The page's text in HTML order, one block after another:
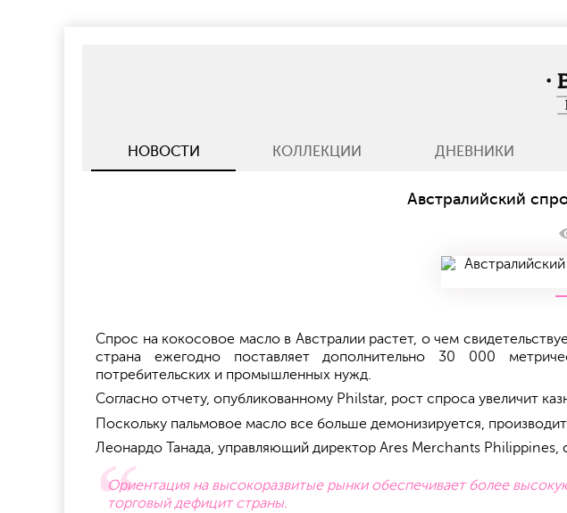
НОВОСТИ КОЛЛЕКЦИИ ДНЕВНИКИ
Австралийский
Спрос на кокосовое масло в Австралии растет, о чем
страна ежегодно поставляет дополнительно 30 000
потребительских и промышленных нужд.
Согласно отчету, опубликованному Philstar, рост спроса увеличит
Поскольку пальмовое масло все больше демонизируется,
Леонардо Танада, управляющий директор Ares Merchants Philippines,
Ориентация на высокоразвитые рынки обеспечивает более
торговый дефицит страны.